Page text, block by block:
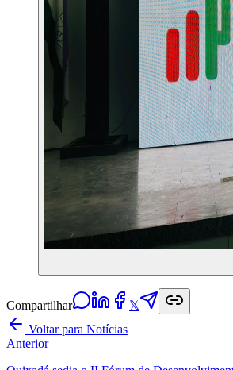
Compartilhar
𝕏
Voltar para Notícias
Anterior